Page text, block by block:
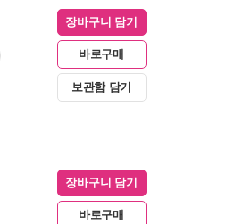
장바구니 담기
바로구매
보관함 담기
장바구니 담기
바로구매